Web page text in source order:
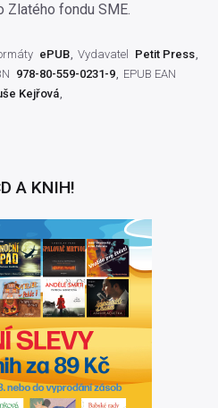
Zlatého fondu SME.
ePUB Vydavatel
Petit Press
978-80-559-0231-9
EPUB EAN
Kejřová
A KNIH!